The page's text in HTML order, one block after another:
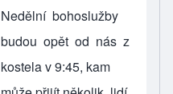
Nedělní bohoslužby
budou opět od nás z
kostela v 9:45, kam